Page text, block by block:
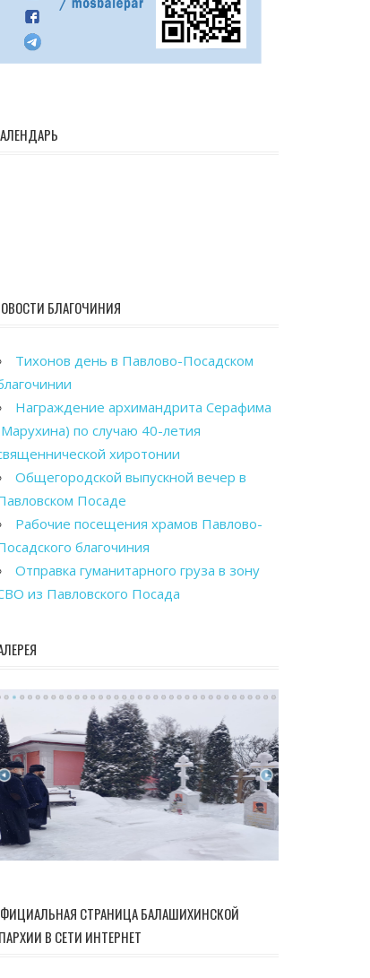
БЛАГОЧИНИЯ
Тихонов день в Павлово-Посадском
Награждение архимандрита Серафима
по случаю 40-летия
хиротонии
Общегородской выпускной вечер в
Посаде
Рабочие посещения храмов Павлово-
благочиния
Отправка гуманитарного груза в зону
из Павловского Посада
СТРАНИЦА БАЛАШИХИНСКОЙ
В СЕТИ ИНТЕРНЕТ